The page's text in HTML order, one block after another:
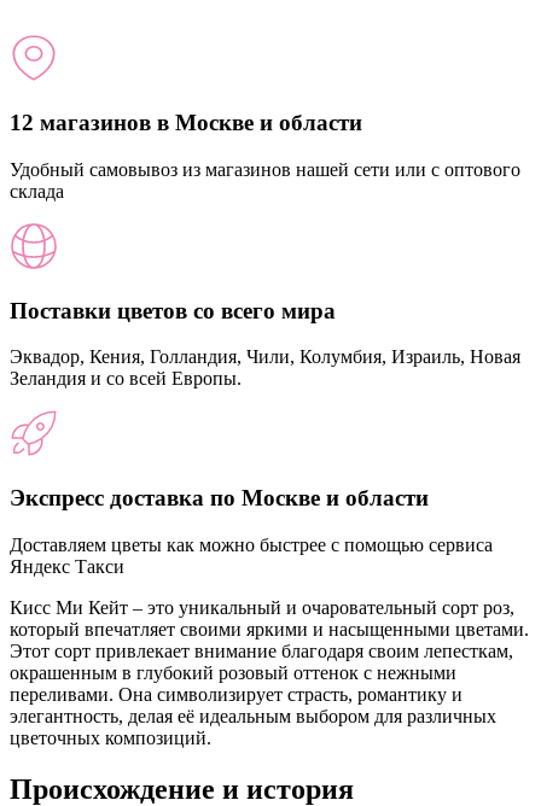
12 магазинов в Москве и области
Удобный самовывоз из магазинов нашей сети или с оптового
склада
Поставки цветов со всего мира
Эквадор, Кения, Голландия, Чили, Колумбия, Израиль, Новая
Зеландия и со всей Европы.
Экспресс доставка по Москве и области
Доставляем цветы как можно быстрее с помощью сервиса
Яндекс Такси
Кисс Ми Кейт – это уникальный и очаровательный сорт роз,
который впечатляет своими яркими и насыщенными цветами.
Этот сорт привлекает внимание благодаря своим лепесткам,
окрашенным в глубокий розовый оттенок с нежными
переливами. Она символизирует страсть, романтику и
элегантность, делая её идеальным выбором для различных
цветочных композиций.
Происхождение и история